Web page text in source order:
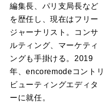
編集長、パリ支局長など
を歴任し、現在はフリー
ジャーナリスト。コンサ
ルティング、マーケティ
ングも手掛ける。2019
年、encoremodeコントリ
ビューティングエディタ
ーに就任。